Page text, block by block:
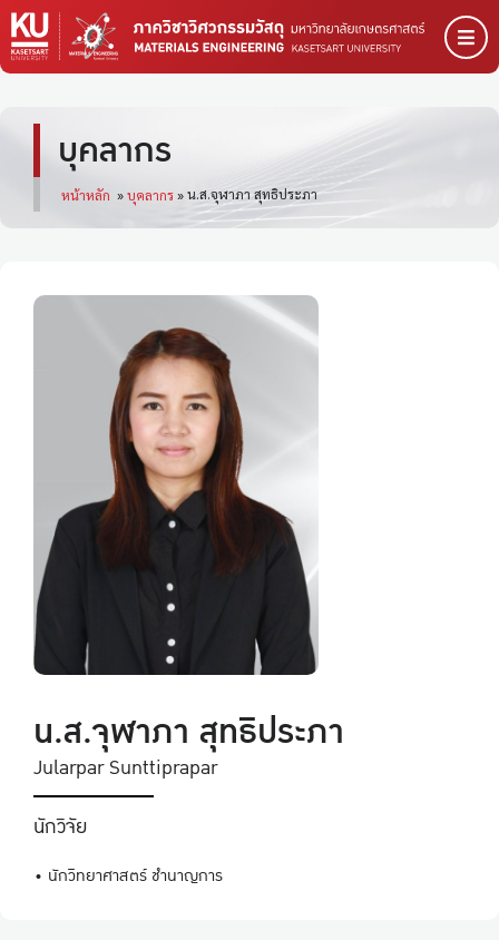
บุคลากร
หน้าหลัก »บุคลากร»น.ส.จุฬาภา สุทธิประภา
น.ส.จุฬาภา สุทธิประภา
Jularpar Sunttiprapar
นักวิจัย
• นักวิทยาศาสตร์ ชำนาญการ